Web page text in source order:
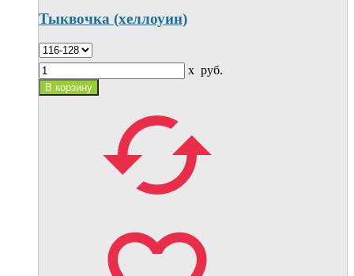
Тыквочка (хеллоуин)
x руб.